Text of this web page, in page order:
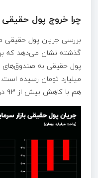
چرا خروج‌ پول
بررسی جریان پول حقیقی
گذشته نشان می‌دهد که
پول حقیقی به صندوق‌های
میلیارد تومان رسیده
هم با کاهش بیش از ۹۳ درصدی مواجه شده است.